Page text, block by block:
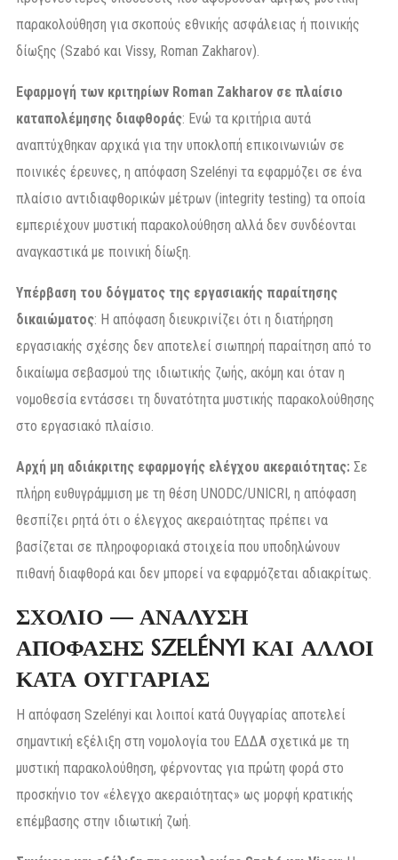
παρακολούθηση για σκοπούς εθνικής ασφάλειας ή ποινικής
δίωξης (Szabó και Vissy, Roman Zakharov).
Εφαρμογή των κριτηρίων Roman Zakharov σε πλαίσιο
καταπολέμησης διαφθοράς: Ενώ τα κριτήρια αυτά
αναπτύχθηκαν αρχικά για την υποκλοπή επικοινωνιών σε
ποινικές έρευνες, η απόφαση Szelényi τα εφαρμόζει σε ένα
πλαίσιο αντιδιαφθορικών μέτρων (integrity testing) τα οποία
εμπεριέχουν μυστική παρακολούθηση αλλά δεν συνδέονται
αναγκαστικά με ποινική δίωξη.
Υπέρβαση του δόγματος της εργασιακής παραίτησης
δικαιώματος: Η απόφαση διευκρινίζει ότι η διατήρηση
εργασιακής σχέσης δεν αποτελεί σιωπηρή παραίτηση από το
δικαίωμα σεβασμού της ιδιωτικής ζωής, ακόμη και όταν η
νομοθεσία εντάσσει τη δυνατότητα μυστικής παρακολούθησης
στο εργασιακό πλαίσιο.
Αρχή μη αδιάκριτης εφαρμογής ελέγχου ακεραιότητας: Σε
πλήρη ευθυγράμμιση με τη θέση UNODC/UNICRI, η απόφαση
θεσπίζει ρητά ότι ο έλεγχος ακεραιότητας πρέπει να
βασίζεται σε πληροφοριακά στοιχεία που υποδηλώνουν
πιθανή διαφθορά και δεν μπορεί να εφαρμόζεται αδιακρίτως.
ΣΧΟΛΙΟ — ΑΝΑΛΥΣΗ
ΑΠΟΦΑΣΗΣ SZELÉNYI ΚΑΙ ΑΛΛΟΙ
ΚΑΤΑ ΟΥΓΓΑΡΙΑΣ
Η απόφαση Szelényi και λοιποί κατά Ουγγαρίας αποτελεί
σημαντική εξέλιξη στη νομολογία του ΕΔΔΑ σχετικά με τη
μυστική παρακολούθηση, φέρνοντας για πρώτη φορά στο
προσκήνιο τον «έλεγχο ακεραιότητας» ως μορφή κρατικής
επέμβασης στην ιδιωτική ζωή.